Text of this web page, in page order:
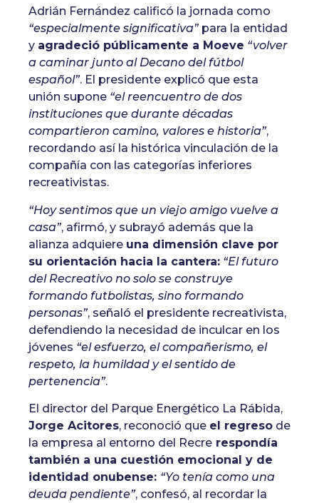
Adrián Fernández calificó la jornada como
“especialmente significativa”para la entidad
y agradeció públicamente a Moeve “volver
a caminar junto al Decano del fútbol
español”. El presidente explicó que esta
unión supone “el reencuentro de dos
instituciones que durante décadas
compartieron camino, valores e historia”,
recordando así la histórica vinculación de la
compañía con las categorías inferiores
recreativistas.
“Hoy sentimos que un viejo amigo vuelve a
casa”, afirmó, y subrayó además que la
alianza adquiere una dimensión clave por
su orientación hacia la cantera: “El futuro
del Recreativo no solo se construye
formando futbolistas, sino formando
personas”, señaló el presidente recreativista,
defendiendo la necesidad de inculcar en los
jóvenes “el esfuerzo, el compañerismo, el
respeto, la humildad y el sentido de
pertenencia”.
El director del Parque Energético La Rábida,
Jorge Acitores, reconoció que el regreso de
la empresa al entorno del Recre respondía
también a una cuestión emocional y de
identidad onubense: “Yo tenía como una
deuda pendiente”, confesó, al recordar la